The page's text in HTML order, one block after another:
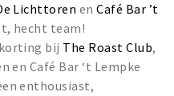
Lichttoren enCafé Bar ’t
hecht team!
bij The Roast Club,
en Café Bar ‘t Lempke
enthousiast,